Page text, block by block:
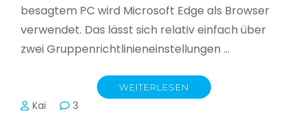
besagtem PC wird Microsoft Edge als Browser
verwendet. Das lässt sich relativ einfach über
zwei Gruppenrichtlinieneinstellungen …
WEITERLESEN
Kai 3